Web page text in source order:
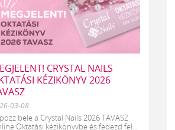
CRYSTAL NAILS
KÉZIKÖNYV 2026
03-08
bele a Crystal Nails 2026 TAVASZ
Oktatási kézikönyvbe és fedezd fel...